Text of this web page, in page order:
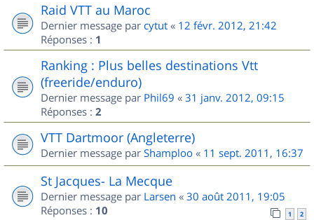
Raid VTT au Maroc
Dernier message par cytut « 12 févr. 2012, 21:42
Réponses : 1
Ranking : Plus belles destinations Vtt
(freeride/enduro)
Dernier message par Phil69 « 31 janv. 2012, 09:15
Réponses : 2
VTT Dartmoor (Angleterre)
Dernier message par Shamploo « 11 sept. 2011, 16:37
St Jacques- La Mecque
Dernier message par Larsen « 30 août 2011, 19:05
Réponses : 10 1 2